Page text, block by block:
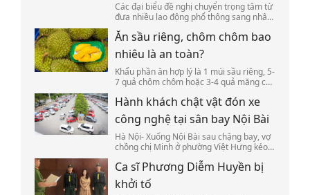
Các đại biểu đề nghị chuyển trọng tâm từ
đưa nhiều lao động phổ thông sang nhân
chế sử dụng kỹ năng của họ sau khi về
nước.
Ăn sầu riêng, chôm chôm bao
nhiêu là an toàn?
Khẩu phần ăn hợp lý là 1 múi sầu riêng, 5-
7 quả chôm chôm hoặc 3-4 quả măng cụt
Hành khách chật vật đón xe
công nghệ tại sân bay Nội Bài
Hà Nội- Xuống Nội Bài sau chặng bay, vợ
chồng chị Minh ở phường Việt Hưng kéo
đỗ để tìm tài xế xe công nghệ đã đặt
trước.
Ca sĩ Phương Diễm Huyền bị
khởi tố